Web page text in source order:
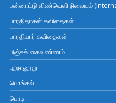
பன்னாட்டு விண்வெளி நிலையம்
பாரதிதாசன் கவிதைகள்
பாரதியார் கவிதைகள்
பிஞ்சுக் கைவண்ணம்
புறநானூறு
பொங்கல்
பொடி